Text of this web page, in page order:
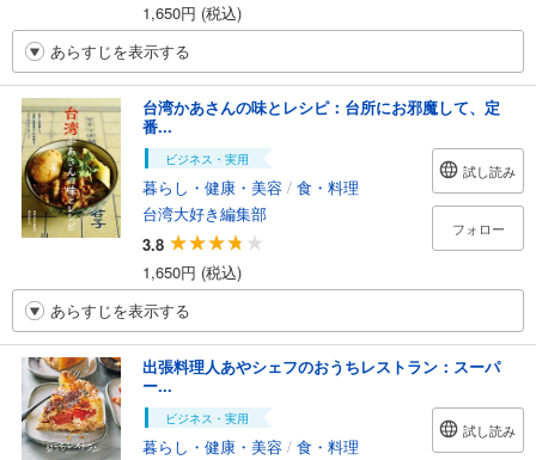
1,650円 (税込)
あらすじを表示する
台湾かあさんの味とレシピ：台所にお邪魔して、定
番...
ビジネス・実用
暮らし・健康・美容 / 食・料理
台湾大好き編集部
3.8
1,650円 (税込)
試し読み
フォロー
あらすじを表示する
出張料理人あやシェフのおうちレストラン：スーパ
ー...
ビジネス・実用
暮らし・健康・美容 / 食・料理
試し読み